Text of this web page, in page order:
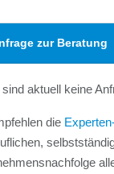
zur Beratung
sind aktuell keine
die